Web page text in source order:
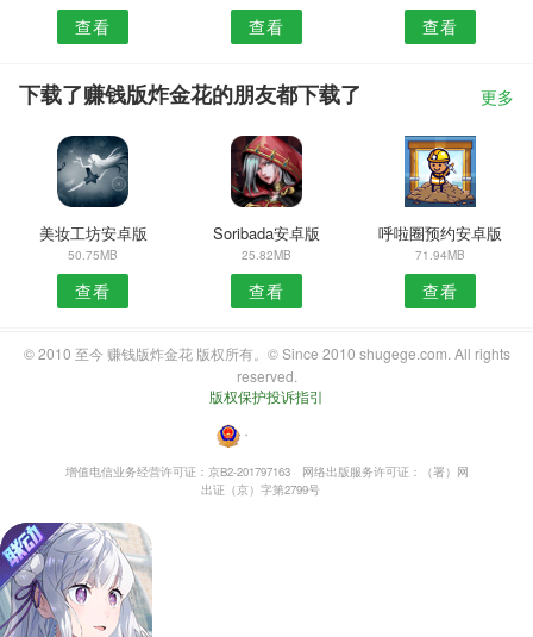
查看 查看 查看
下载了赚钱版炸金花的朋友都下载了 更多
美妆工坊安卓版
50.75MB
查看
Soribada安卓版
25.82MB
查看
呼啦圈预约安卓版
71.94MB
查看
© 2010 至今 赚钱版炸金花 版权所有。© Since 2010 shugege.com. All rights
reserved.
版权保护投诉指引
・
增值电信业务经营许可证：京B2-201797163
网络出版服务许可证：（署）网
出证（京）字第2799号